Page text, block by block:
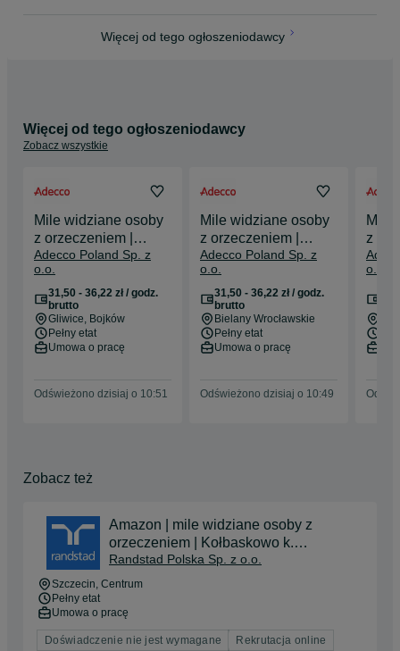
Więcej od tego ogłoszeniodawcy
Więcej od tego ogłoszeniodawcy
Zobacz wszystkie
Mile widziane osoby
z orzeczeniem |
KTW3 | stawka 36,22
zł/h*
Adecco Poland Sp. z
o.o.
31,50 - 36,22 zł / godz.
brutto
Gliwice, Bojków
Pełny etat
Umowa o pracę
Odświeżono dzisiaj o 10:51
Mile widziane osoby
z orzeczeniem |
Amazon WRO1&2 |
stawka 36,22 zł/h*
Adecco Poland Sp. z
o.o.
31,50 - 36,22 zł / godz.
brutto
Bielany Wrocławskie
Pełny etat
Umowa o pracę
Odświeżono dzisiaj o 10:49
Mile
z
zł/h*
o.o.
Zobacz też
Amazon | mile widziane osoby z
orzeczeniem | Kołbaskowo k.
Szczecina
Randstad Polska Sp. z o.o.
Szczecin, Centrum
Pełny etat
Umowa o pracę
Doświadczenie nie jest wymagane Rekrutacja online